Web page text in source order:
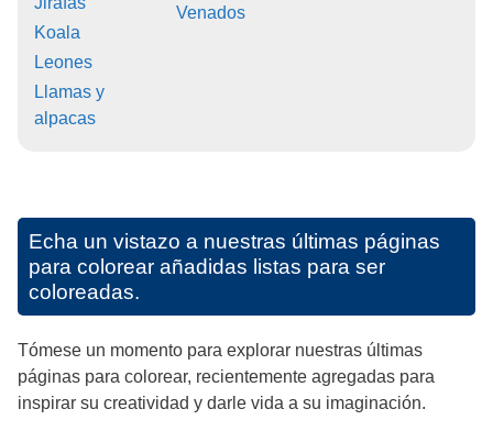
Koala
Leones
Llamas y
alpacas
Venados
Echa un vistazo a nuestras últimas páginas
para colorear añadidas listas para ser
coloreadas.
Tómese un momento para explorar nuestras últimas
páginas para colorear, recientemente agregadas para
inspirar su creatividad y darle vida a su imaginación.